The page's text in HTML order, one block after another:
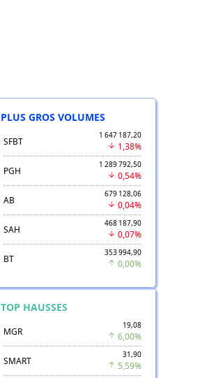
PLUS GROS VOLUMES
SFBT
1 647 187,20
1,38%
PGH
1 289 792,50
0,54%
AB
679 128,06
0,04%
SAH
468 187,90
0,07%
BT
353 994,90
0,00%
TOP HAUSSES
MGR
19,08
6,00%
SMART
31,90
5,59%